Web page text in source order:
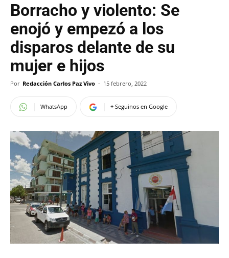
Borracho y violento: Se
enojó y empezó a los
disparos delante de su
mujer e hijos
Por Redacción Carlos Paz Vivo - 15 febrero, 2022
WhatsApp + Seguinos en Google